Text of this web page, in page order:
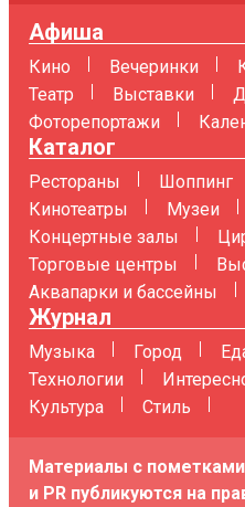
Афиша
Кино Вечеринки
Театр
Выставки
Фоторепортажи
Каталог
Рестораны Шоппинг
Кинотеатры
Музеи
Концертные залы
Торговые центры
Аквапарки и бассейны
Журнал
Музыка Город
Технологии
Культура
Стиль
Материалы с
и PR публикуются на